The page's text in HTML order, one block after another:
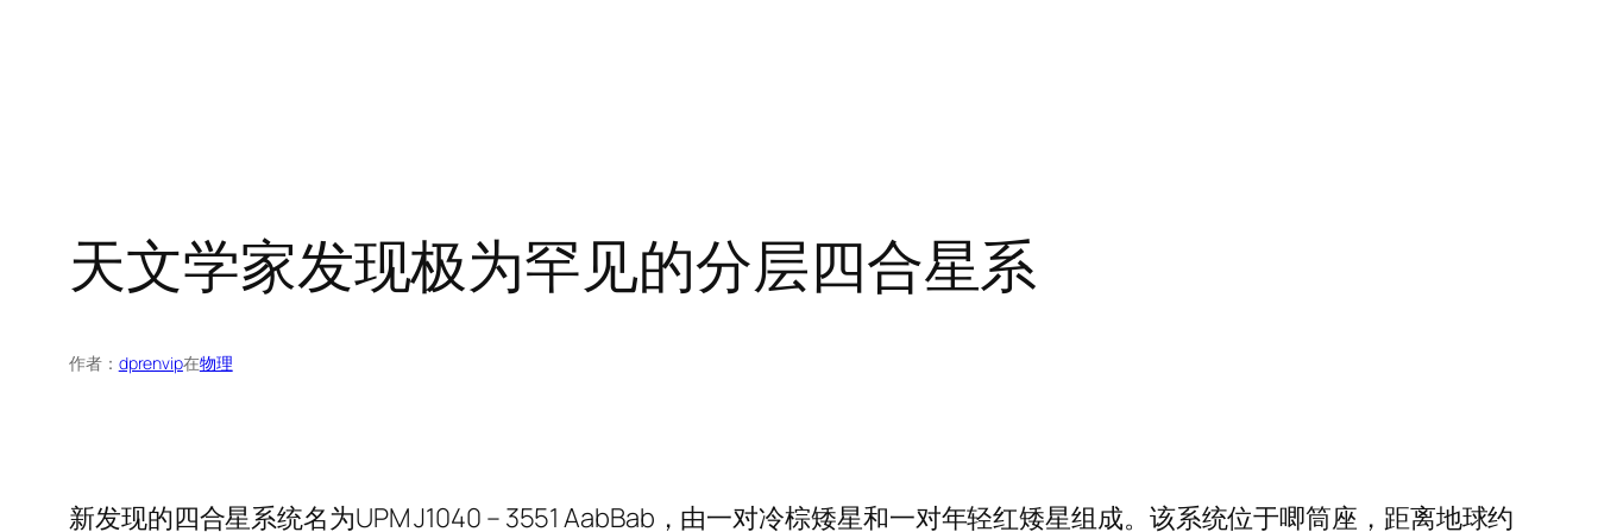
天文学家发现极为罕见的分层四合星系
作者： dprenvip在物理
新发现的四合星系统名为UPM J1040 – 3551 AabBab，由一对冷棕矮星和一对年轻红矮星组成。该系统位于唧筒座，距离地球约